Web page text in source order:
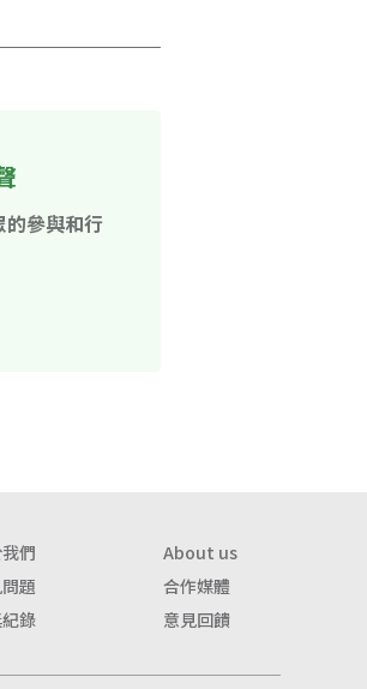
的參與和行
們
About us
題
合作媒體
錄 意見回饋